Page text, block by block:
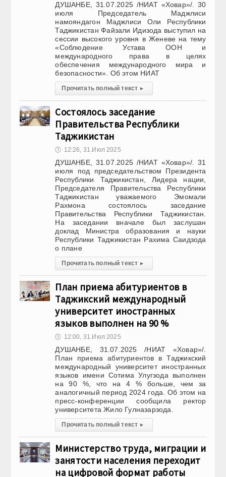
ДУШАНБЕ, 31.07.2025 /НИАТ «Ховар»/. 30
июля Председатель Маджлиси
намояндагон Маджлиси Оли Республики
Таджикистан Файзали Идизода выступил на
сессии высокого уровня в Женеве на тему
«Соблюдение Устава ООН и
международного права в целях
обеспечения международного мира и
безопасности». Об этом НИАТ
Прочитать полный текст ▸
Состоялось заседание
Правительства Республики
Таджикистан
🕔 12:26, 31.Июл 2025
ДУШАНБЕ, 31.07.2025 /НИАТ «Ховар»/. 31
июля под председательством Президента
Республики Таджикистан, Лидера нации,
Председателя Правительства Республики
Таджикистан уважаемого Эмомали
Рахмона состоялось заседание
Правительства Республики Таджикистан.
На заседании вначале был заслушан
доклад Министра образования и науки
Республики Таджикистан Рахима Саидзода
о плане
Прочитать полный текст ▸
План приема абитуриентов в
Таджикский международный
университет иностранных
языков выполнен на 90 %
🕔 12:00, 31.Июл 2025
ДУШАНБЕ, 31.07.2025 /НИАТ «Ховар»/.
План приема абитуриентов в Таджикский
международный университет иностранных
языков имени Сотима Улугзода выполнен
на 90 %, что на 4 % больше, чем за
аналогичный период 2024 года. Об этом на
пресс-конференции сообщила ректор
университета Жило Гулназарзода.
Прочитать полный текст ▸
Министерство труда, миграции и
занятости населения переходит
на цифровой формат работы